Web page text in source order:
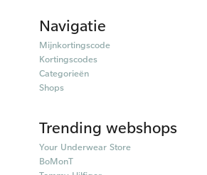
Navigatie
Mijnkortingscode
Kortingscodes
Categorieën
Shops
Trending webshops
Your Underwear Store
BoMonT